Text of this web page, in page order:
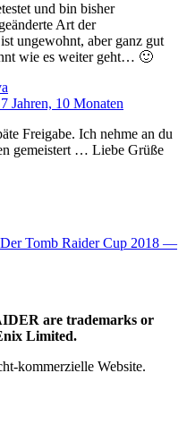
und bin bisher
Art der
ungewohnt, aber ganz gut
wie es weiter geht… 🙂
Jahren, 10 Monaten
Freigabe. Ich nehme an du
gemeistert … Liebe Grüße
Der Tomb Raider Cup 2018 —
are trademarks or
Limited.
kommerzielle Website.